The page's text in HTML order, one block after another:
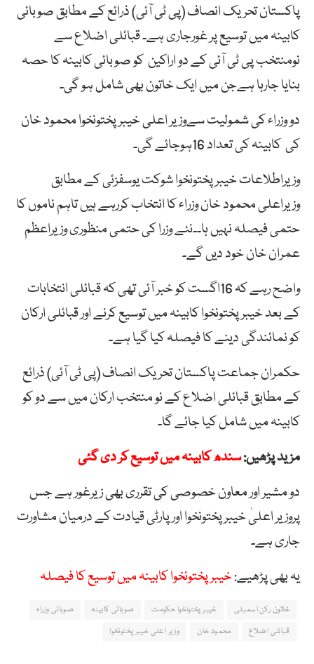
پاکستان تحریک انصاف (پی ٹی آئی) ذرائع کے مطابق صوبائی
کابینہ میں توسیع پر غورجاری ہے۔ قبائلی اضلاع سے
نومنتخب پی ٹی آئی کے دو اراکین کو صوبائی کابینہ کا حصہ
بنایا جارہا ہےجن میں ایک خاتون بھی شامل ہو گی۔
دو وزراء کی شمولیت سےوزیر اعلی خیبر پختونخوا محمود خان
کی کابینہ کی تعداد 16ہوجائے گی۔
وزیراطلاعات خیبرپختونخوا شوکت یوسفزئی کے مطابق
وزیراعلی محمود خان وزراء کا انتخاب کررہے ہیں تاہم ناموں کا
حتمی فیصلہ نہیں ہا۔۔نئے وزرا کی حتمی منظوری وزیراعظم
عمران خان خود دیں گے۔
واضح رہے کہ 16اگست کو خبر آئی تھی کہ قبائلی انتخابات
کے بعد خیبرپختونخوا کابینہ میں توسیع کرنے اور قبائلی ارکان
کو نمائندگی دینے کا فیصلہ کیا گیا ہے۔
حکمران جماعت پاکستان تحریک انصاف (پی ٹی آئی) ذرائع
کے مطابق قبائلی اضلاع کے نو منتخب ارکان میں سے دو کو
کابینہ میں شامل کیا جائے گا۔
مزید پڑھیں:سندھ کابینہ میں توسیع کر دی گئی
دو مشیر اور معاون خصوصی کی تقرری بھی زیرغور ہے جس
پروزیر اعلیٰ خیبرپختونخوا اور پارٹی قیادت کے درمیان مشاورت
جاری ہے۔
یہ بھی پڑھیے:خیبرپختونخوا کابینہ میں توسیع کا فیصلہ
خاتون رکن اسمبلی خیبر پختونخوا حکومت صوبائی کابینہ
صوبائی وزراء
قبائلی اضلاع
محمود خان وزیر اعلی خیبر پختونخوا